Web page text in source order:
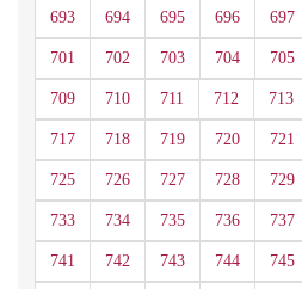
693 694 695 696 697
701 702 703 704 705
709 710 711 712 713
717 718 719 720 721
725 726 727 728 729
733 734 735 736 737
741 742 743 744 745